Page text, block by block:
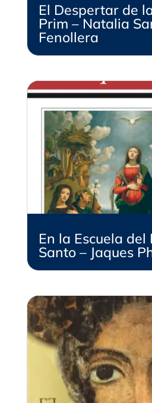
El Despertar de
Prim – Natalia
Fenollera
En la Escuela del
Santo – Jaques